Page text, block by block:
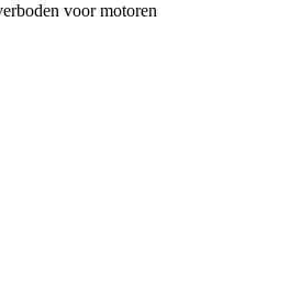
voor motoren